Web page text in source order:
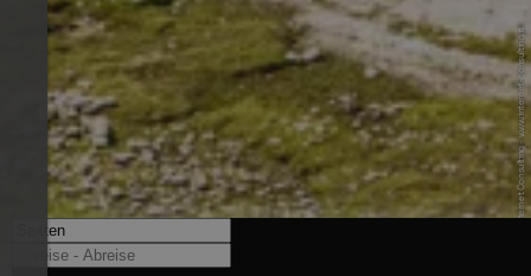
© Stefan T. - Internet Consulting - www.internet-consulting.it